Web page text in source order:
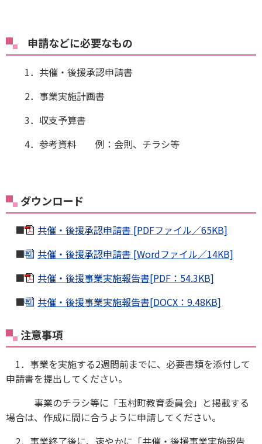
申請などに必要なもの
1．共催・後援承認申請書
2．事業実施計画書
3．収支予算書
4．参考資料 例：会則、チラシ等
ダウンロード
■
共催・後援承認申請書 [PDFファイル／65KB]
■
共催・後援承認申請書 [Wordファイル／14KB]
■
共催・後援事業実施報告書[PDF：54.3KB]
■
共催・後援事業実施報告書[DOCX：9.48KB]
注意事項
1．事業を実施する2週間前までに、必要書類を添付して
申請書を提出してください。
事業のチラシ等に「玉村町教育委員会」と掲載する
場合は、作成に間に合うように申請してください。